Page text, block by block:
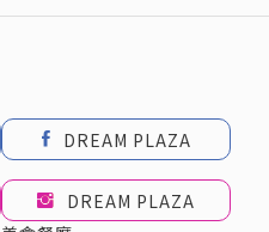
DREAM PLAZA
DREAM PLAZA